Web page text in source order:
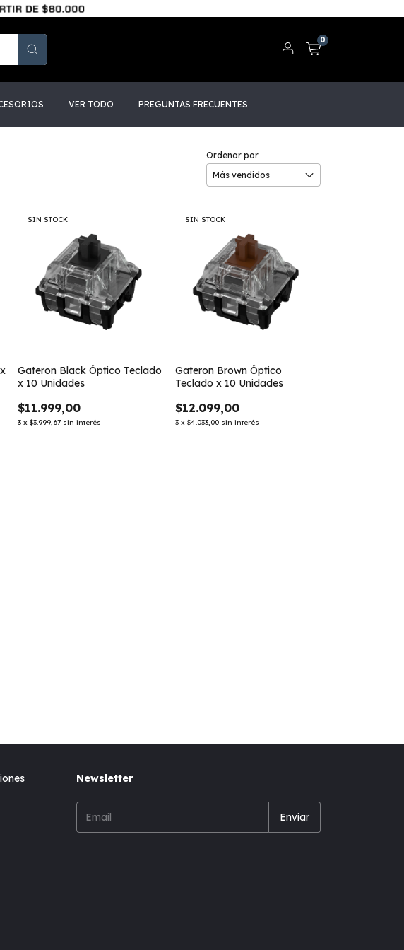
0
VER TODO PREGUNTAS FRECUENTES
Ordenar por
SIN STOCK
Gateron Black Óptico Teclado
x 10 Unidades
$11.999,00
3 x$3.999,67 sin interés
SIN STOCK
Gateron Brown Óptico
Teclado x 10 Unidades
$12.099,00
3 x $4.033,00 sin interés
Newsletter